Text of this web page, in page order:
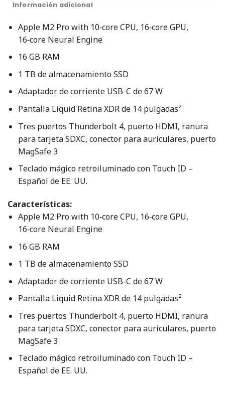
Información adicional
Apple M2 Pro with 10‑core CPU, 16‑core GPU,
16‑core Neural Engine
16 GB RAM
1 TB de almacenamiento SSD
Adaptador de corriente USB-C de 67 W
Pantalla Liquid Retina XDR de 14 pulgadas²
Tres puertos Thunderbolt 4, puerto HDMI, ranura
para tarjeta SDXC, conector para auriculares, puerto
MagSafe 3
Teclado mágico retroiluminado con Touch ID –
Español de EE. UU.
Características:
Apple M2 Pro with 10‑core CPU, 16‑core GPU,
16‑core Neural Engine
16 GB RAM
1 TB de almacenamiento SSD
Adaptador de corriente USB-C de 67 W
Pantalla Liquid Retina XDR de 14 pulgadas²
Tres puertos Thunderbolt 4, puerto HDMI, ranura
para tarjeta SDXC, conector para auriculares, puerto
MagSafe 3
Teclado mágico retroiluminado con Touch ID –
Español de EE. UU.